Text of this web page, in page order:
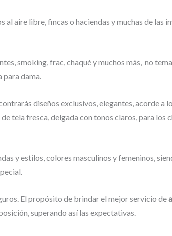
aire libre, fincas o haciendas y muchas de las
smoking, frac, chaqué y muchos más, no
para dama.
diseños exclusivos, elegantes, acorde a
tela fresca, delgada con tonos claros, para los
y estilos, colores masculinos y femeninos,
El propósito de brindar el mejor servicio de
superando así las expectativas.